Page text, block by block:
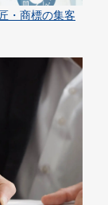
・商標の集客